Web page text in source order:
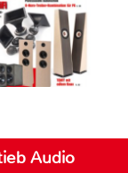
Audio